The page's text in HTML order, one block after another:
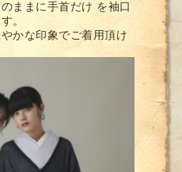
ままに手首だけ を袖口
。
かな印象でご着用頂け